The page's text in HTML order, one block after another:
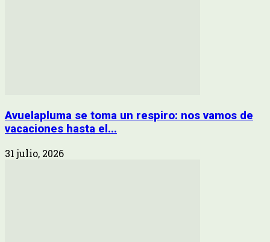
Avuelapluma se toma un respiro: nos vamos de
vacaciones hasta el...
31 julio, 2026